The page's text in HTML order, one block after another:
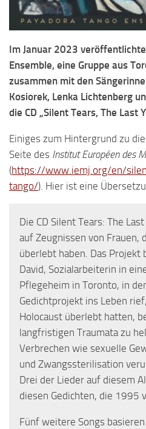
Im Januar 2023
Ensemble, eine Gruppe aus
zusammen mit den
Kosiorek, Lenka Lichtenberg
die CD „Silent Tears, The Last
Einiges zum Hintergrund zu
Seite des Institut Européen des
(https://www.iemj.org/en/
tango/). Hier ist eine
Die CD Silent Tears: The
auf Zeugnissen von Frauen,
überlebt haben. Das Projekt
David, Sozialarbeiterin in
Pflegeheim in Toronto, in
Gedichtprojekt ins Leben
Holocaust überlebt hatten,
langfristigen Traumata zu
Verbrechen wie sexuelle
und Zwangssterilisation
Drei der Lieder auf diesem
diesen Gedichten, die 1995
Fünf weitere Songs